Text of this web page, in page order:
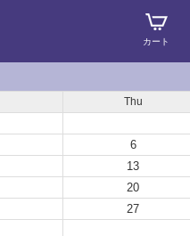
カート
Thu
6
13
20
27